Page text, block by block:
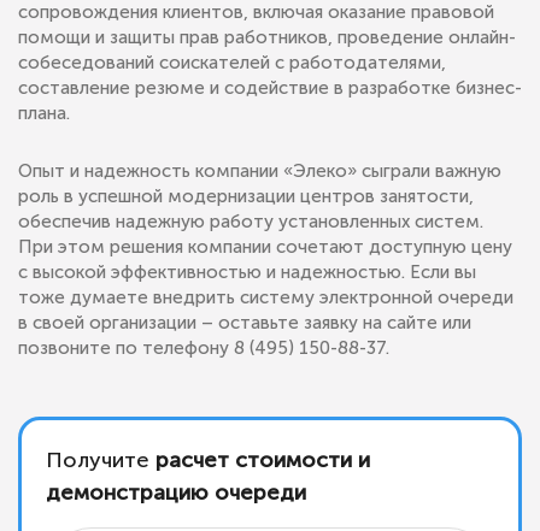
сопровождения клиентов, включая оказание правовой
помощи и защиты прав работников, проведение онлайн-
собеседований соискателей с работодателями,
составление резюме и содействие в разработке бизнес-
плана.
Опыт и надежность компании «Элеко» сыграли важную
роль в успешной модернизации центров занятости,
обеспечив надежную работу установленных систем.
При этом решения компании сочетают доступную цену
с высокой эффективностью и надежностью. Если вы
тоже думаете внедрить систему электронной очереди
в своей организации – оставьте заявку на сайте или
позвоните по телефону 8 (495) 150-88-37.
Получите расчет стоимости и
демонстрацию очереди